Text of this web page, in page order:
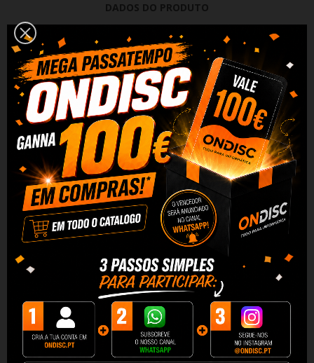
DADOS DO PRODUTO
REVIEWS
inteirooriginal HP 963XL 963XL Magenta 3JA28AE
Caracteristicas do tinteirooriginal HP 963XL Magenta
3JA28AE :
Cor: Magenta
O novo tinteiro original HP 963XL Magenta 3JA28AE
oferece um óptimo desempenho e qualidade para a sua
impressora compatível. Um novo compromisso com a
inovação em tinta para impressoras da marca HP, garantia
de qualidade no fabrico de consumíveis de impressão.
Ao comprar o seu
tinteiro original HP 963XL Magenta
ndiscterá uma equipa comercial ao seu
serviço por telefone ee-mail para resolver quaisquer
questões, preocupações ou problemas com a máxima
atenção e rapidez. Basta comprar o t
inteiro
original HP
963XL Magenta 3JA28AE e colocá-lo confortavelmente na